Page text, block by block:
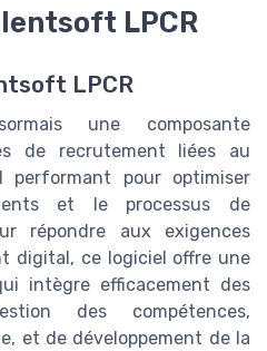
LPCR
LPCR
une composante
de recrutement liées au
pour optimiser
et le processus de
répondre aux exigences
digital, ce logiciel offre une
intègre efficacement des
des compétences,
et de développement de la